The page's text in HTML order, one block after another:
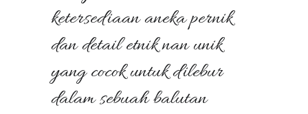
ketersediaan aneka pernik
dan detail etnik nan unik
yang cocok untuk dilebur
dalam sebuah balutan